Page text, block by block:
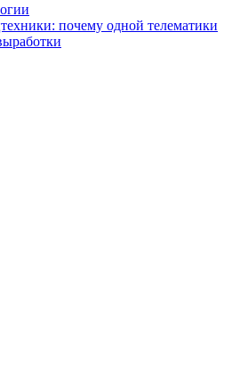
почему одной телематики